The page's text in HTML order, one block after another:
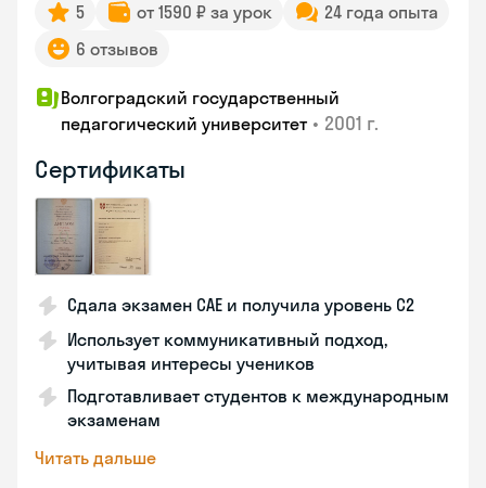
5 от 1590 ₽ за урок
24 года опыта
6 отзывов
Волгоградский государственный
педагогический университет • 2001 г.
Сертификаты
Сдала экзамен CAE и получила уровень С2
Использует коммуникативный подход,
учитывая интересы учеников
Подготавливает студентов к международным
экзаменам
Читать дальше